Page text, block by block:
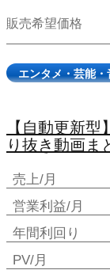
販売希望価格
エンタメ・芸能・
【自動更新
り抜き動画ま
売上/月
営業利益/月
年間利回り
PV/月